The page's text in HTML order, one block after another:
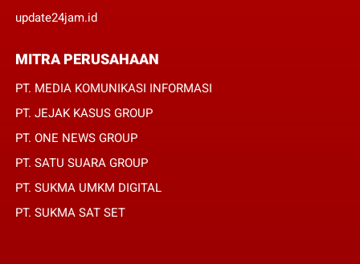
update24jam.id
MITRA PERUSAHAAN
PT. MEDIA KOMUNIKASI INFORMASI
PT. JEJAK KASUS GROUP
PT. ONE NEWS GROUP
PT. SATU SUARA GROUP
PT. SUKMA UMKM DIGITAL
PT. SUKMA SAT SET